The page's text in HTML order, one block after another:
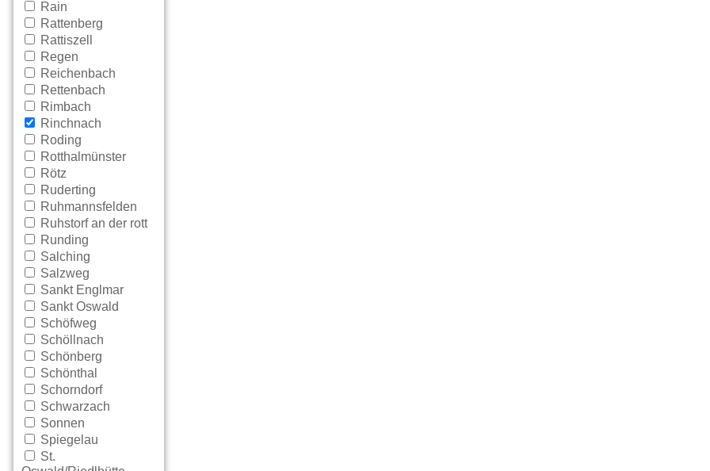
Rain
Rattenberg
Rattiszell
Regen
Reichenbach
Rettenbach
Rimbach
Rinchnach
Roding
Rotthalmünster
Rötz
Ruderting
Ruhmannsfelden
Ruhstorf an der rott
Runding
Salching
Salzweg
Sankt Englmar
Sankt Oswald
Schöfweg
Schöllnach
Schönberg
Schönthal
Schorndorf
Schwarzach
Sonnen
Spiegelau
St.